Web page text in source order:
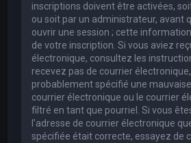
inscriptions doivent être activées,
ou soit par un administrateur, avant
ouvrir une session ; cette
de votre inscription. Si vous aviez
électronique, consultez les
recevez pas de courrier
probablement spécifié une
courrier électronique ou le courrier
filtré en tant que pourriel. Si vous
l’adresse de courrier électronique
spécifiée était correcte, essayez de